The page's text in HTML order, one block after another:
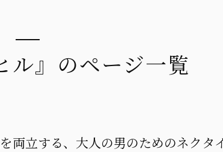
ル』のページ一覧
両立する、大人の男のためのネクタ